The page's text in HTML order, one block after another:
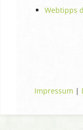
Webtipps
Impressum |